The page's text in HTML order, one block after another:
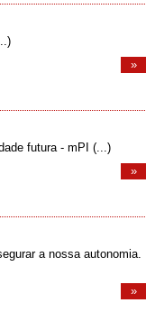
»
futura - mPI (...)
»
a nossa autonomia.
»